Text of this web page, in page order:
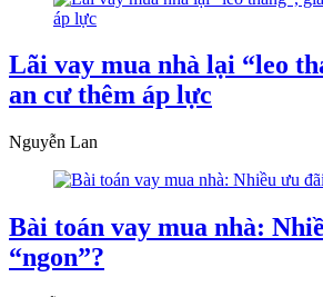
Lãi vay mua nhà lại “leo
an cư thêm áp lực
Nguyễn Lan
Bài toán vay mua nhà:
“ngon”?